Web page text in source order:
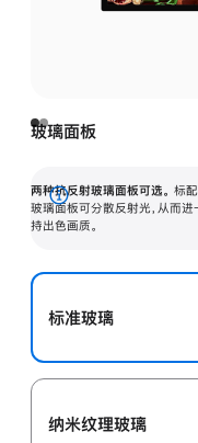
玻璃面板
两种抗反射玻璃面板可选。 标
玻璃面板可分散反射光，从而
持出色画质。
展
开
标准玻璃
纳米纹理玻璃